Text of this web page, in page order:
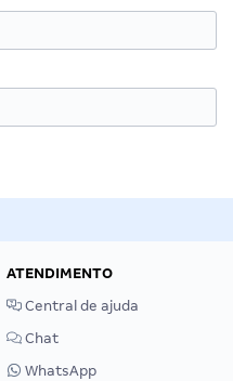
ATENDIMENTO
Central de ajuda
Chat
WhatsApp